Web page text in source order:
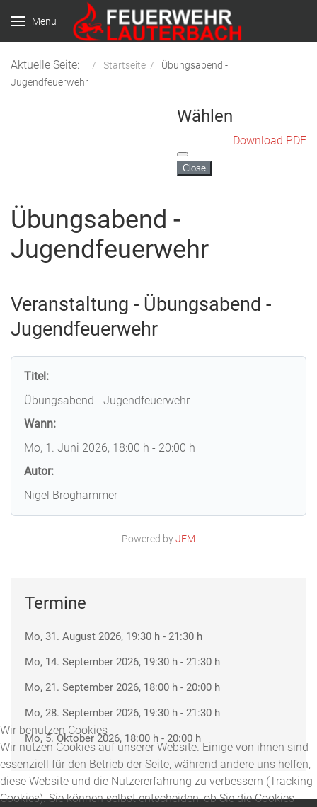
Menu
Aktuelle Seite: Startseite
Übungsabend -
Jugendfeuerwehr
Wählen
Close
Download PDF
Übungsabend -
Jugendfeuerwehr
Veranstaltung - Übungsabend -
Jugendfeuerwehr
Titel:
Übungsabend - Jugendfeuerwehr
Wann:
Mo, 1. Juni 2026, 18:00 h - 20:00 h
Autor:
Nigel Broghammer
Powered byJEM
Termine
Mo, 31. August 2026, 19:30 h - 21:30 h
Mo, 14. September 2026, 19:30 h - 21:30 h
Mo, 21. September 2026, 18:00 h - 20:00 h
Mo, 28. September 2026, 19:30 h - 21:30 h
Mo, 5. Oktober 2026, 18:00 h - 20:00 h
Wir benutzen Cookies
Wir nutzen Cookies auf unserer Website. Einige von ihnen sind
essenziell für den Betrieb der Seite, während andere uns helfen,
diese Website und die Nutzererfahrung zu verbessern (Tracking
Cookies). Sie können selbst entscheiden, ob Sie die Cookies